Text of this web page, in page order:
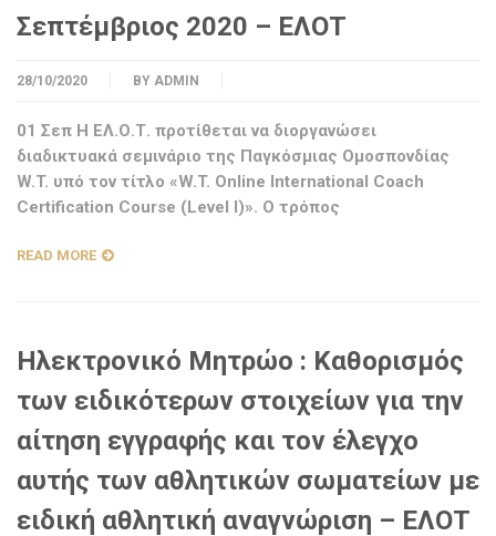
Σεπτέμβριος 2020 – ΕΛΟΤ
28/10/2020 BY ADMIN
01 Σεπ Η ΕΛ.Ο.Τ. προτίθεται να διοργανώσει
διαδικτυακά σεμινάριο της Παγκόσμιας Ομοσπονδίας
W.T. υπό τον τίτλο «W.T. Online International Coach
Certification Course (Level I)». Ο τρόπος
READ MORE
Ηλεκτρονικό Μητρώο : Καθορισμός
των ειδικότερων στοιχείων για την
αίτηση εγγραφής και τον έλεγχο
αυτής των αθλητικών σωματείων με
ειδική αθλητική αναγνώριση – ΕΛΟΤ